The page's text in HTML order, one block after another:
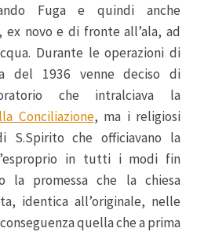
Fuga e quindi anche
novo e di fronte all’ala, ad
Durante le operazioni di
del 1936 venne deciso di
che intralciava la
Conciliazione, ma i religiosi
S.Spirito che officiavano la
in tutti i modi fin
la promessa che la chiesa
identica all’originale, nelle
quella che a prima